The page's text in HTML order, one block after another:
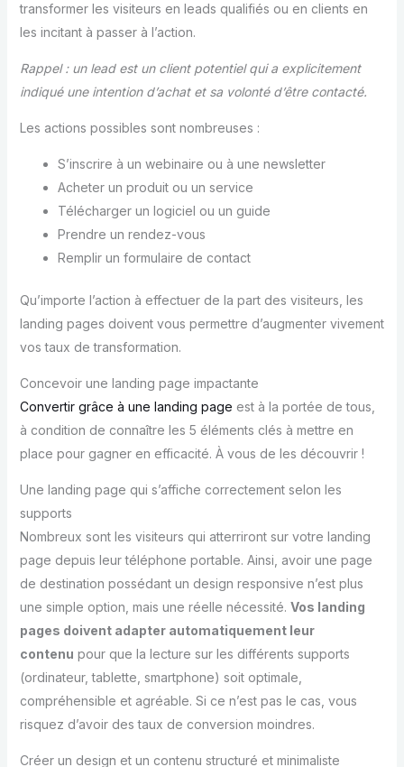
transformer les visiteurs en leads qualifiés ou en clients en
les incitant à passer à l’action.
Rappel : un lead est un client potentiel qui a explicitement
indiqué une intention d’achat et sa volonté d’être contacté.
Les actions possibles sont nombreuses :
S’inscrire à un webinaire ou à une newsletter
Acheter un produit ou un service
Télécharger un logiciel ou un guide
Prendre un rendez-vous
Remplir un formulaire de contact
Qu’importe l’action à effectuer de la part des visiteurs, les
landing pages doivent vous permettre d’augmenter vivement
vos taux de transformation.
Concevoir une landing page impactante
Convertir grâce à une landing page est à la portée de tous,
à condition de connaître les 5 éléments clés à mettre en
place pour gagner en efficacité. À vous de les découvrir !
Une landing page qui s’affiche correctement selon les
supports
Nombreux sont les visiteurs qui atterriront sur votre landing
page depuis leur téléphone portable. Ainsi, avoir une page
de destination possédant un design responsive n’est plus
une simple option, mais une réelle nécessité. Vos landing
pages doivent adapter automatiquement leur
contenu pour que la lecture sur les différents supports
(ordinateur, tablette, smartphone) soit optimale,
compréhensible et agréable. Si ce n’est pas le cas, vous
risquez d’avoir des taux de conversion moindres.
Créer un design et un contenu structuré et minimaliste